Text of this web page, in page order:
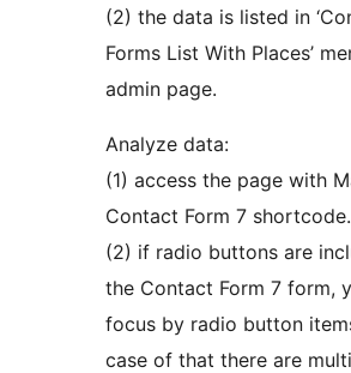
(2) the data is listed in
Forms List With Places’
admin page.
Analyze data:
(1) access the page with
Contact Form 7 shortcode.
(2) if radio buttons are
the Contact Form 7 form,
focus by radio button
case of that there are